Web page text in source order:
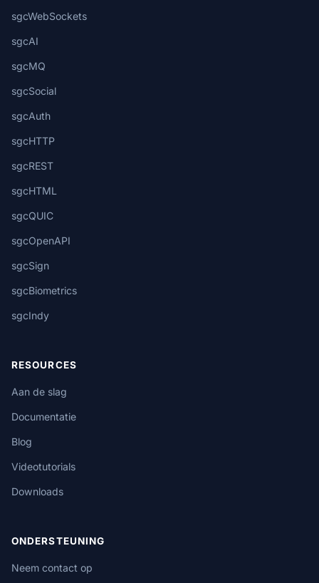
sgcWebSockets
sgcAI
sgcMQ
sgcSocial
sgcAuth
sgcHTTP
sgcREST
sgcHTML
sgcQUIC
sgcOpenAPI
sgcSign
sgcBiometrics
sgcIndy
RESOURCES
Aan de slag
Documentatie
Blog
Videotutorials
Downloads
ONDERSTEUNING
Neem contact op